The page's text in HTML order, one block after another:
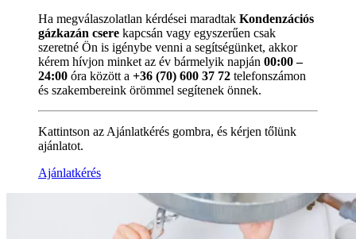
Ha megválaszolatlan kérdései maradtak Kondenzációs
gázkazán csere kapcsán vagy egyszerűen csak
szeretné Ön is igénybe venni a segítségünket, akkor
kérem hívjon minket az év bármelyik napján 00:00 –
24:00 óra között a +36 (70) 600 37 72 telefonszámon
és szakembereink örömmel segítenek önnek.
Kattintson az Ajánlatkérés gombra, és kérjen tőlünk
ajánlatot.
Ajánlatkérés